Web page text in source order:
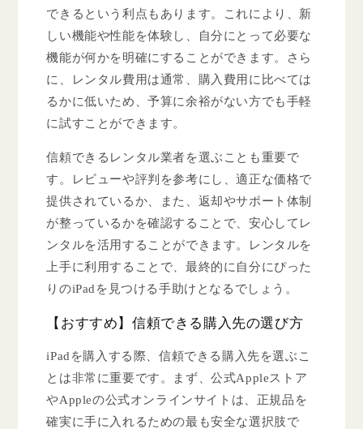
できるという利点もあります。これにより、新
しい機能や性能を体験し、自分にとって必要な
機能が何かを明確にすることができます。さら
に、レンタル費用は通常、購入費用に比べては
るかに低いため、予算に余裕がない方でも手軽
に試すことができます。
信頼できるレンタル業者を選ぶことも重要で
す。レビューや評判を参考にし、適正な価格で
提供されているか、また、返却やサポート体制
が整っているかを確認することで、安心してレ
ンタルを活用することができます。レンタルを
上手に利用することで、最終的に自分にぴった
りのiPadを見つける手助けとなるでしょう。
【おすすめ】信頼できる購入先の選び方
iPadを購入する際、信頼できる購入先を選ぶこ
とは非常に重要です。まず、公式Appleストア
やAppleの公式オンラインサイトは、正規品を
確実に手に入れるための最も安全な選択肢で